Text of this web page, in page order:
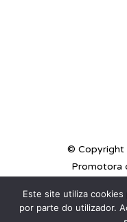
© Copyright
Promotora
Este site utiliza cookies
por parte do utilizador.